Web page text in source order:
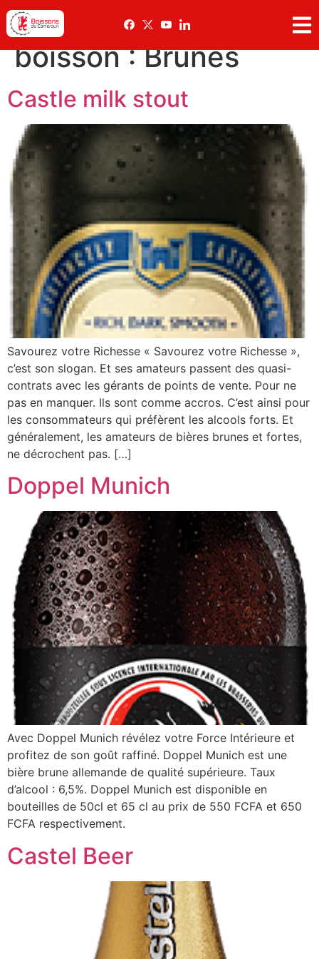
Categoriess
boisson :Brunes
Castle milk stout
Savourez votre Richesse « Savourez votre Richesse »,
c’est son slogan. Et ses amateurs passent des quasi-
contrats avec les gérants de points de vente. Pour ne
pas en manquer. Ils sont comme accros. C’est ainsi pour
les consommateurs qui préfèrent les alcools forts. Et
généralement, les amateurs de bières brunes et fortes,
ne décrochent pas. […]
Doppel Munich
Avec Doppel Munich révélez votre Force Intérieure et
profitez de son goût raffiné. Doppel Munich est une
bière brune allemande de qualité supérieure. Taux
d’alcool : 6,5%. Doppel Munich est disponible en
bouteilles de 50cl et 65 cl au prix de 550 FCFA et 650
FCFA respectivement.
Castel Beer